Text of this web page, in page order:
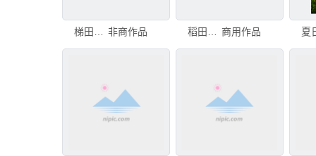
梯田农田景观 非商作品 稻田风景 商用作品